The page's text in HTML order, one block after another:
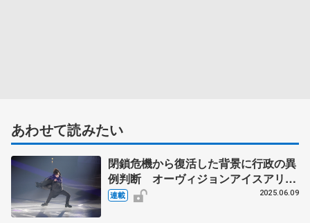
あわせて読みたい
閉鎖危機から復活した背景に行政の異
例判断 オーヴィジョンアイスアリー
ナ福岡の舞台裏【第4回】
連載 2025.06.09